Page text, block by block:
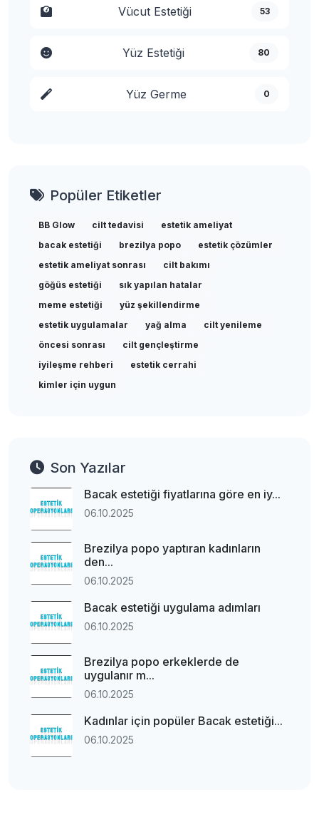
Vücut Estetiği 53
Yüz Estetiği 80
Yüz Germe 0
Popüler Etiketler
BB Glow cilt tedavisi
estetik ameliyat
bacak estetiği
brezilya popo
estetik çözümler
estetik ameliyat sonrası
cilt bakımı
göğüs estetiği
sık yapılan hatalar
meme estetiği
yüz şekillendirme
estetik uygulamalar
yağ alma
cilt yenileme
öncesi sonrası
cilt gençleştirme
iyileşme rehberi
estetik cerrahi
kimler için uygun
Son Yazılar
Bacak estetiği fiyatlarına göre en iy...
06.10.2025
Brezilya popo yaptıran kadınların
den...
06.10.2025
Bacak estetiği uygulama adımları
06.10.2025
Brezilya popo erkeklerde de
uygulanır m...
06.10.2025
Kadınlar için popüler Bacak estetiği...
06.10.2025